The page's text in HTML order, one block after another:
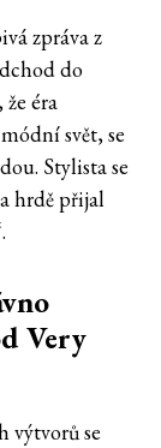
zpráva z
do
éra
svět, se
Stylista se
hrdě přijal
Very
výtvorů se